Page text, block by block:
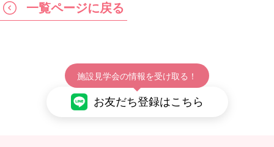
一覧ページに戻る
施設見学会の情報を受け取る！
お友だち登録はこちら